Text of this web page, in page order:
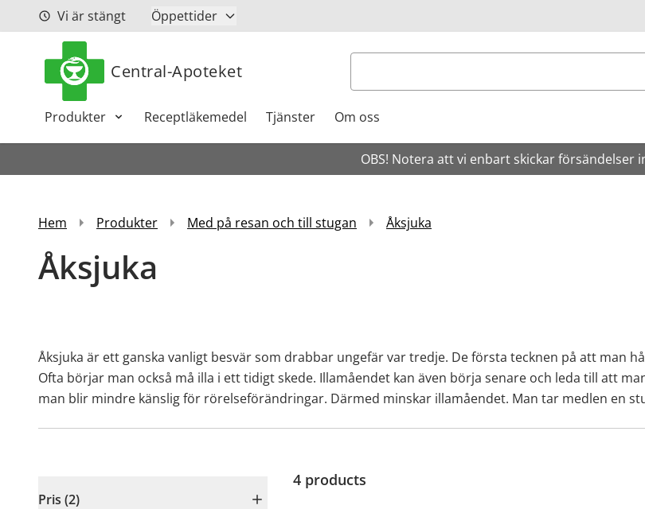
Hoppa till innehåll
Vi är stängt Öppettider
Central-Apoteket Sök
Produkter Receptläkemedel Tjänster Om oss
OBS! Notera att vi enbart skickar försändelser
Hem Produkter Med på resan och till stugan Åksjuka
Åksjuka
Åksjuka är ett ganska vanligt besvär som drabbar ungefär var tredje. De första tecknen på att man
Ofta börjar man också må illa i ett tidigt skede. Illamåendet kan även börja senare och leda till att
man blir mindre känslig för rörelseförändringar. Därmed minskar illamåendet. Man tar medlen en
Pris (2)
4 products